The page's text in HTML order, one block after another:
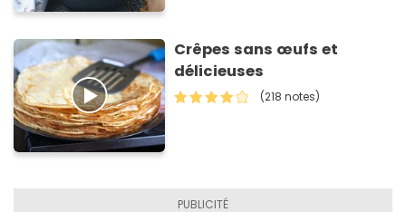
Crêpes sans œufs et
délicieuses
(218 notes)